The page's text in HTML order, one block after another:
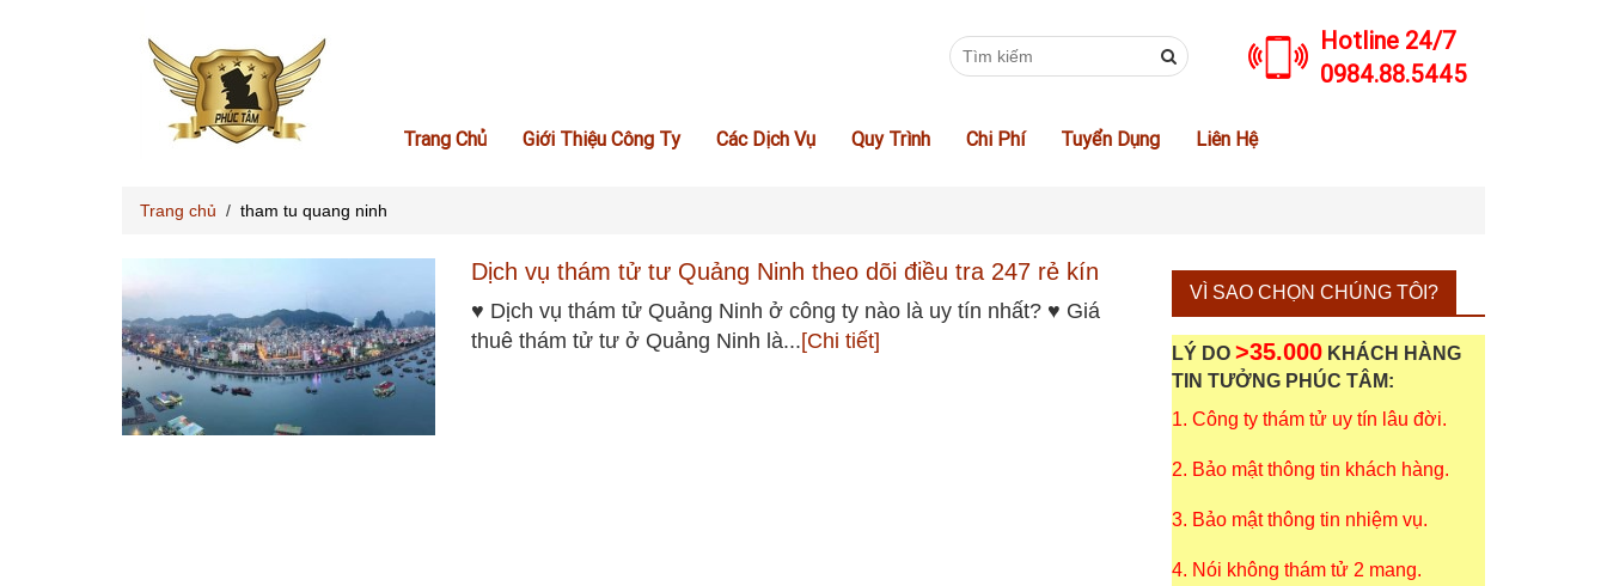
Hotline 24/7
0984.88.5445
Trang Chủ Giới Thiệu Công Ty Các Dịch Vụ Quy Trình Chi Phí Tuyển Dụng Liên Hệ
Trang chủ / tham tu quang ninh
Dịch vụ thám tử tư Quảng Ninh theo dõi điều tra 247 rẻ kín
♥ Dịch vụ thám tử Quảng Ninh ở công ty nào là uy tín nhất? ♥ Giá
thuê thám tử tư ở Quảng Ninh là...[Chi tiết]
VÌ SAO CHỌN CHÚNG TÔI?
LÝ DO >35.000KHÁCH HÀNG
TIN TƯỞNG PHÚC TÂM:
1. Công ty thám tử uy tín lâu đời.
2. Bảo mật thông tin khách hàng.
3. Bảo mật thông tin nhiệm vụ.
4. Nói không thám tử 2 mang.